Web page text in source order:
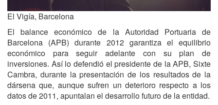
El Vigía, Barcelona
El balance económico de la Autoridad Portuaria de
Barcelona (APB) durante 2012 garantiza el equilibrio
económico para seguir adelante con su plan de
inversiones. Así lo defendió el presidente de la APB, Sixte
Cambra, durante la presentación de los resultados de la
dársena que, aunque sufren un deterioro respecto a los
datos de 2011, apuntalan el desarrollo futuro de la entidad.